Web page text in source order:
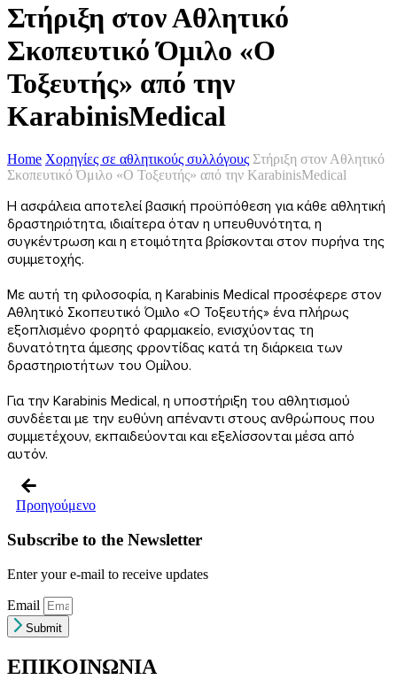
Στήριξη στον Αθλητικό
Σκοπευτικό Όμιλο «Ο
Τοξευτής» από την
KarabinisMedical
Home Χορηγίες σε αθλητικούς συλλόγους Στήριξη στον Αθλητικό
Σκοπευτικό Όμιλο «Ο Τοξευτής» από την KarabinisMedical
Η ασφάλεια αποτελεί βασική προϋπόθεση για κάθε αθλητική
δραστηριότητα, ιδιαίτερα όταν η υπευθυνότητα, η
συγκέντρωση και η ετοιμότητα βρίσκονται στον πυρήνα της
συμμετοχής.
Με αυτή τη φιλοσοφία, η Karabinis Medical προσέφερε στον
Αθλητικό Σκοπευτικό Όμιλο «Ο Τοξευτής» ένα πλήρως
εξοπλισμένο φορητό φαρμακείο, ενισχύοντας τη
δυνατότητα άμεσης φροντίδας κατά τη διάρκεια των
δραστηριοτήτων του Ομίλου.
Για την Karabinis Medical, η υποστήριξη του αθλητισμού
συνδέεται με την ευθύνη απέναντι στους ανθρώπους που
συμμετέχουν, εκπαιδεύονται και εξελίσσονται μέσα από
αυτόν.
Προηγούμενο
Subscribe to the Newsletter
Enter your e-mail to receive updates
Email
Submit
ΕΠΙΚΟΙΝΩΝΙΑ